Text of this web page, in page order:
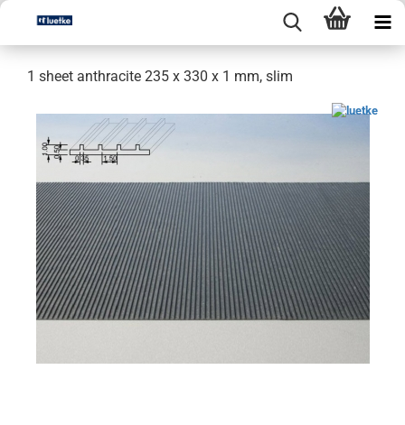
1 sheet anthracite 235 x 330 x 1 mm, slim